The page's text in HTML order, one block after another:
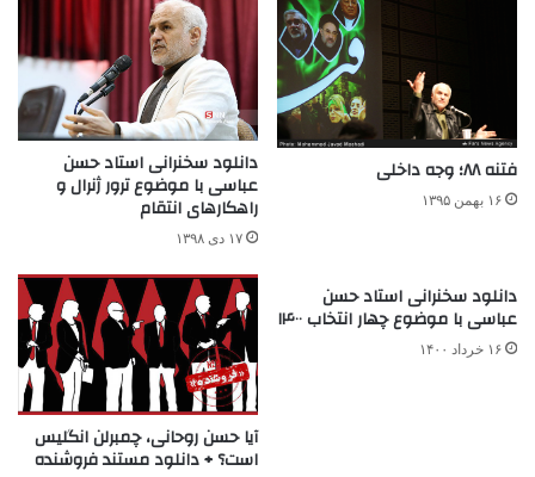
فتنه ۸۸؛ وجه داخلی
۱۶ بهمن ۱۳۹۵
دانلود سخنرانی استاد حسن
عباسی با موضوع ترور ژنرال و
راهکارهای انتقام
۱۷ دی ۱۳۹۸
دانلود سخنرانی استاد حسن
عباسی با موضوع چهار انتخاب ۱۴۰۰
۱۶ خرداد ۱۴۰۰
آیا حسن روحانی، چمبرلن انگلیس
است؟ + دانلود مستند فروشنده